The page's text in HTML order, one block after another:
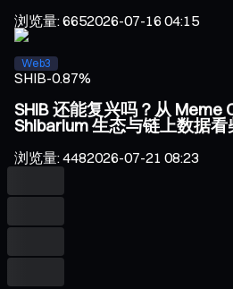
浏览量:6652026-07-16 04:15
Web3
SHIB-0.87%
SHIB 还能复兴吗？从 Meme
Shibarium 生态与链上数据
浏览量:4482026-07-21 08:23